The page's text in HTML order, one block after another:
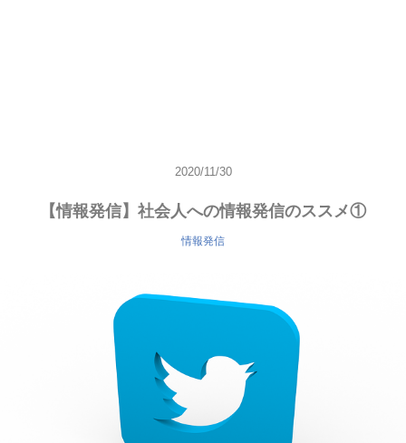
2020/11/30
【情報発信】社会人への情報発信のススメ①
情報発信